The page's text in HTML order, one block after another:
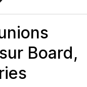
Board,